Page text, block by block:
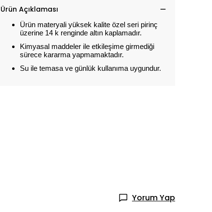
Ürün Açıklaması
Ürün materyali yüksek kalite özel seri pirinç
üzerine 14 k renginde altın kaplamadır.
Kimyasal maddeler ile etkileşime girmediği
sürece kararma yapmamaktadır.
Su ile temasa ve günlük kullanıma uygundur.
Yorum Yap